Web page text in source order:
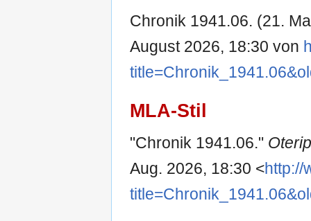
Chronik 1941.06. (21.
August 2026, 18:30 von
MLA-Stil
"Chronik 1941.06."
Aug. 2026, 18:30 <http://